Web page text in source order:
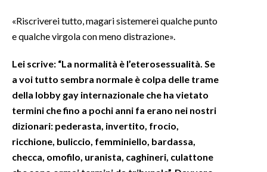
«Riscriverei tutto, magari sistemerei qualche punto
e qualche virgola con meno distrazione».
Lei scrive: “La normalità è l’eterosessualità. Se
a voi tutto sembra normale è colpa delle trame
della lobby gay internazionale che ha vietato
termini che fino a pochi anni fa erano nei nostri
dizionari: pederasta, invertito, frocio,
ricchione, buliccio, femminiello, bardassa,
checca, omofilo, uranista, caghineri, culattone